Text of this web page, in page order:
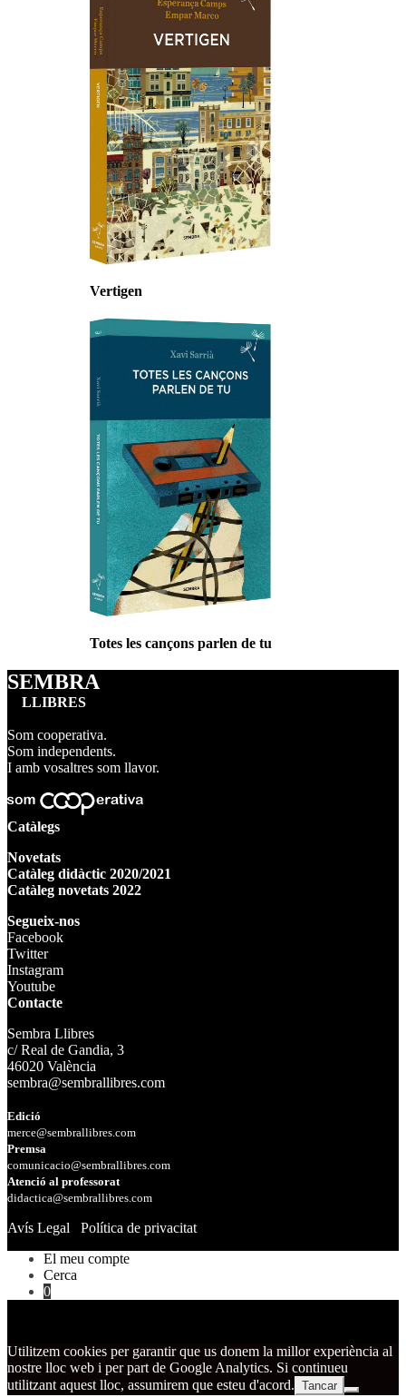
Vertigen
Totes les cançons parlen de tu
SEMBRA
LLIBRES
Som cooperativa.
Som independents.
I amb vosaltres som llavor.
Catàlegs
Novetats
Catàleg didàctic 2020/2021
Catàleg novetats 2022
Segueix-nos
Facebook
Twitter
Instagram
Youtube
Contacte
Sembra Llibres
c/ Real de Gandia, 3
46020 València
sembra@sembrallibres.com
Edició
merce@sembrallibres.com
Premsa
comunicacio@sembrallibres.com
Atenció al professorat
didactica@sembrallibres.com
Avís Legal
Política de privacitat
El meu compte
Cerca
0
Utilitzem cookies per garantir que us donem la millor experiència al
nostre lloc web i per part de Google Analytics. Si continueu
utilitzant aquest lloc, assumirem que esteu d'acord. Tancar